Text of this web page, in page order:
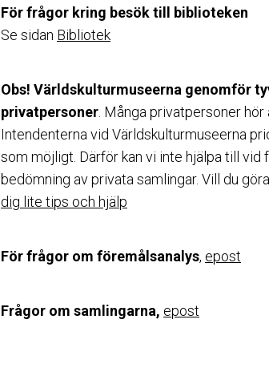
För frågor kring besök till biblioteken
Se sidan Bibliotek
Obs! Världskulturmuseerna genomför
privatpersoner . Många privatpersoner
Intendenterna vid Världskulturmuseerna
som möjligt. Därför kan vi inte hjälpa till
bedömning av privata samlingar. Vill du
dig lite tips och hjälp
För frågor om föremålsanalys, epost
Frågor om samlingarna, epost